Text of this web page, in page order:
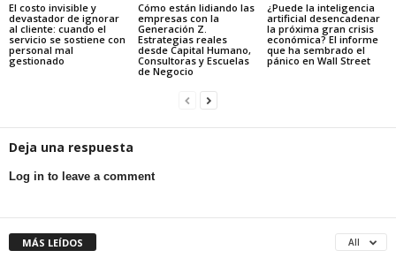
El costo invisible y
devastador de ignorar
al cliente: cuando el
servicio se sostiene con
personal mal
gestionado
Cómo están lidiando las
empresas con la
Generación Z.
Estrategias reales
desde Capital Humano,
Consultoras y Escuelas
de Negocio
¿Puede la inteligencia
artificial desencadenar
la próxima gran crisis
económica? El informe
que ha sembrado el
pánico en Wall Street
Deja una respuesta
Log in to leave a comment
MÁS LEÍDOS All